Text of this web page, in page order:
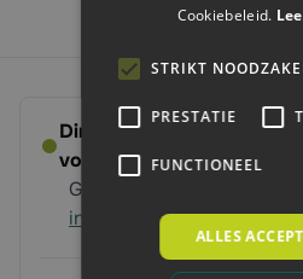
Direct leverbaar - Bestel
volgende werkdag op ’t erf
Gratis verzending vanaf
informatie
Cookiebeleid.
STRIKT
PRESTATIE
FUNCTIONEEL
ALLES